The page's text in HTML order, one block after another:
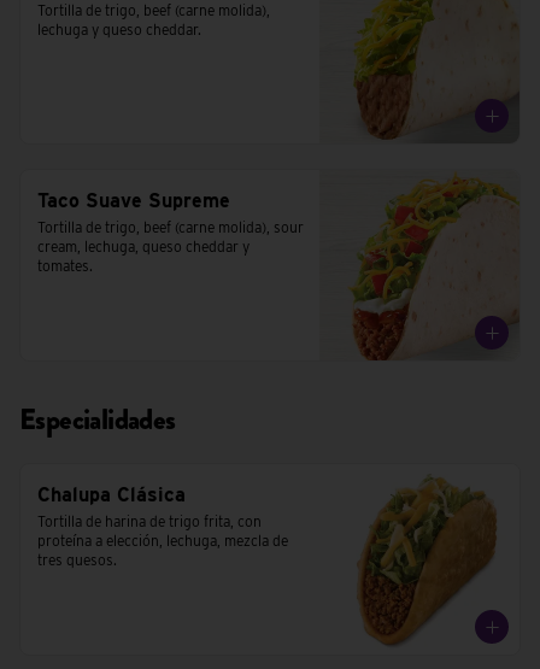
Tortilla de trigo, beef (carne molida),
lechuga y queso cheddar.
Taco Suave Supreme
Tortilla de trigo, beef (carne molida), sour
cream, lechuga, queso cheddar y
tomates.
Especialidades
Chalupa Clásica
Tortilla de harina de trigo frita, con
proteína a elección, lechuga, mezcla de
tres quesos.